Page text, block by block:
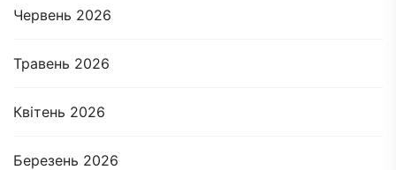
Червень 2026
Травень 2026
Квітень 2026
Березень 2026